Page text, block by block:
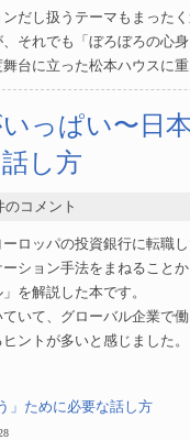
だし扱うテーマもまった
それでも「ぼろぼろの心
台に立った松本ハウスに
っぱい〜日
し方
のコメント
ロッパの投資銀行に転職
ション手法をまねること
を解説した本です。
いて、グローバル企業で
ントが多いと感じました。
」ために必要な話し方